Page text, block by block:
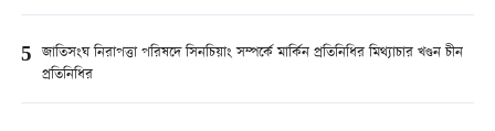
5 জাতিসংঘ নিরাপত্তা পরিষদে সিনচিয়াং সম্পর্কে মার্কিন প্রতিনিধির মিথ্যাচার খণ্ডন চীন
প্রতিনিধির